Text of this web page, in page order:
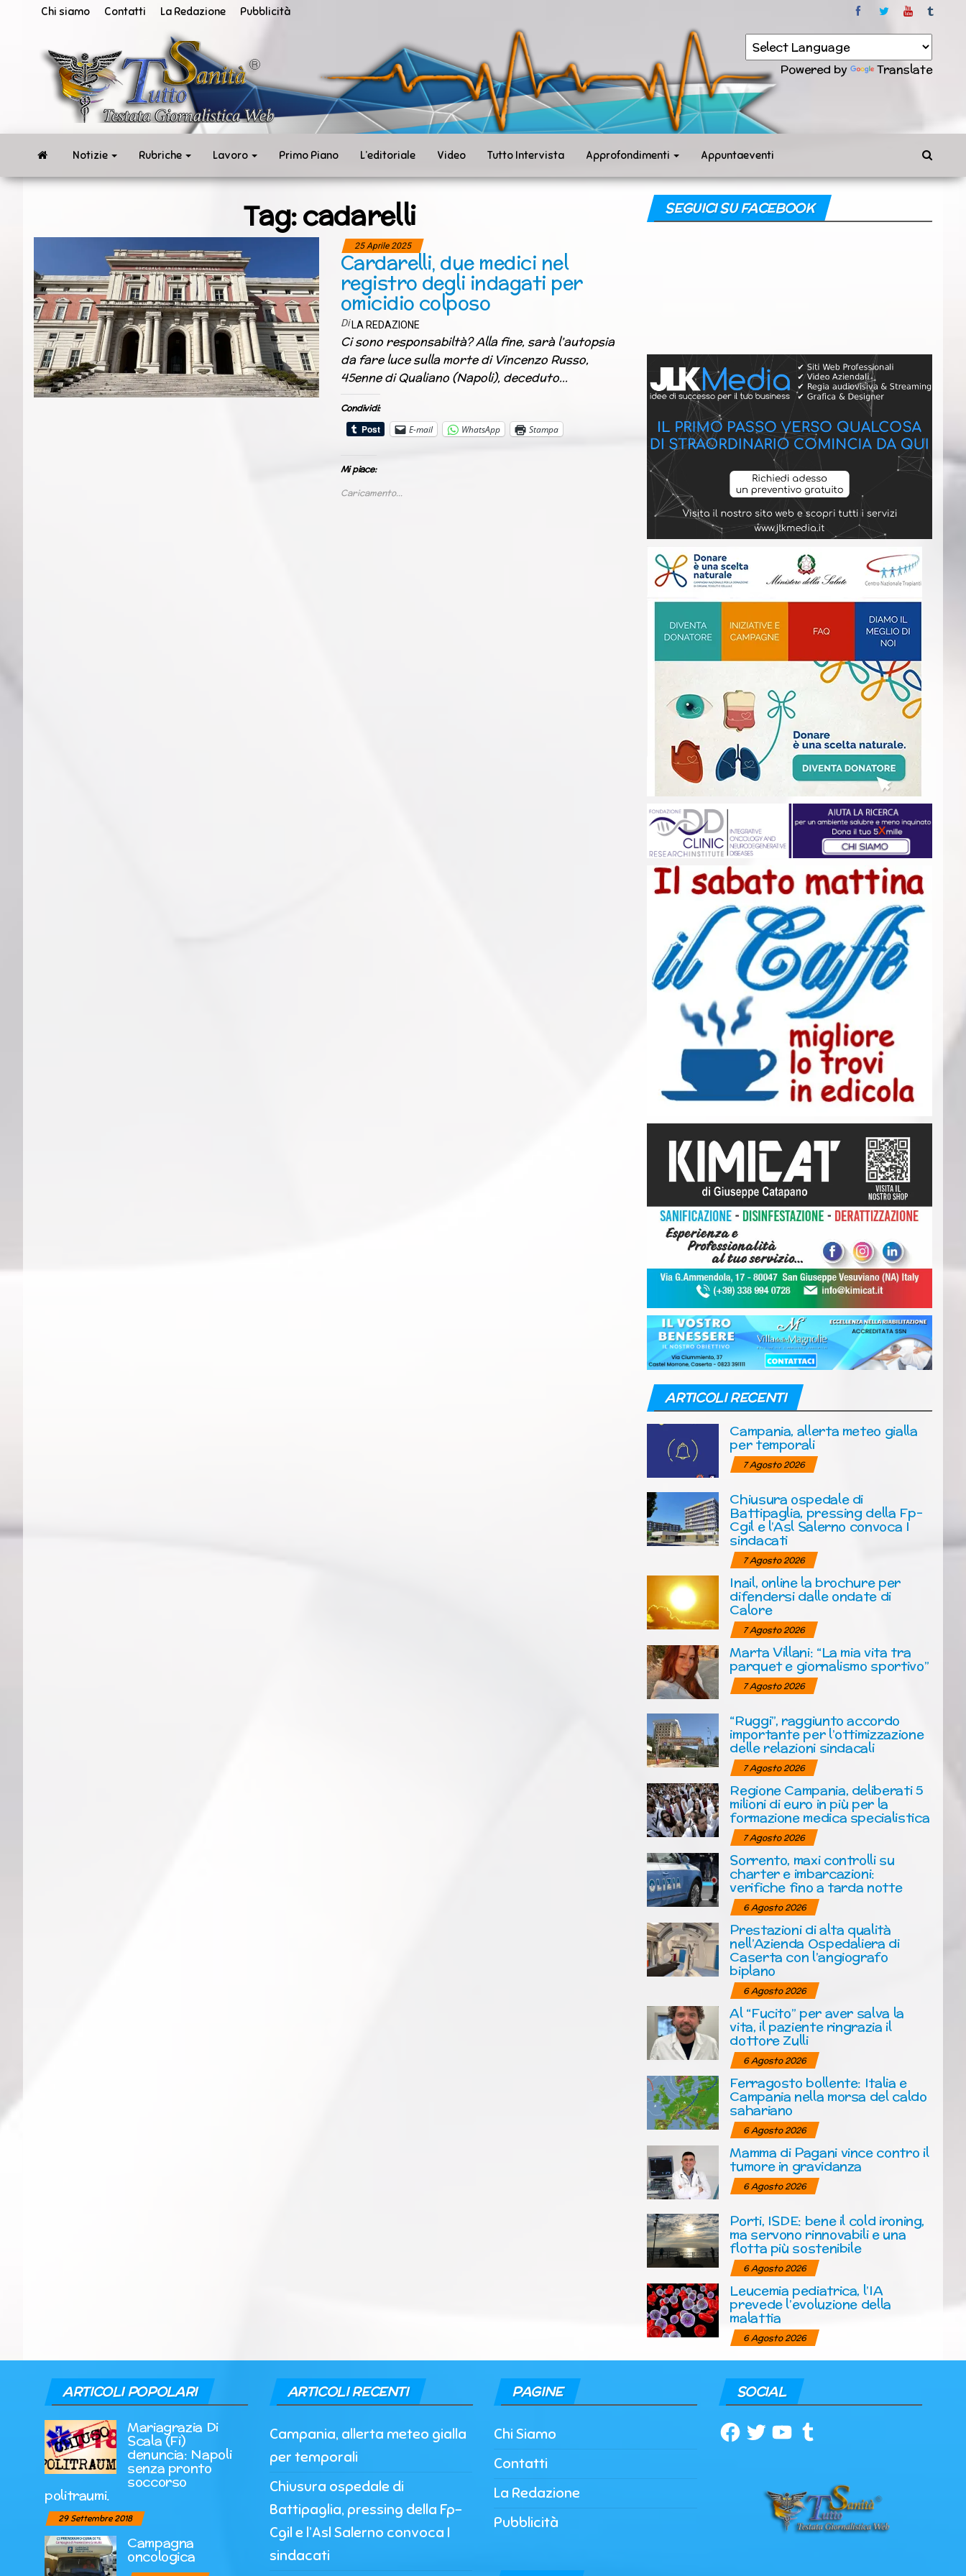
Chi siamo Contatti La Redazione Pubblicità
tempo
reale
Powered by Translate
Notizie Rubriche Lavoro Primo Piano L’editoriale Video Tutto Intervista Approfondimenti Appuntaeventi
Tag:cadarelli
25 Aprile 2025
Cardarelli, due medici nel
registro degli indagati per
omicidio colposo
Di LA REDAZIONE
Ci sono responsabiltà? Alla fine, sarà l’autopsia
da fare luce sulla morte di Vincenzo Russo,
45enne di Qualiano (Napoli), deceduto…
Condividi:
E-mail
WhatsApp Stampa
Mi piace:
Caricamento...
SEGUICI SU FACEBOOK
ARTICOLI RECENTI
Campania, allerta meteo gialla
per temporali
7 Agosto 2026
Chiusura ospedale di
Battipaglia, pressing della Fp-
Cgil e l’Asl Salerno convoca I
sindacati
7 Agosto 2026
Inail, online la brochure per
difendersi dalle ondate di
Calore
7 Agosto 2026
Marta Villani: “La mia vita tra
parquet e giornalismo sportivo”
7 Agosto 2026
“Ruggi”, raggiunto accordo
importante per l’ottimizzazione
delle relazioni sindacali
7 Agosto 2026
Regione Campania, deliberati 5
milioni di euro in più per la
formazione medica specialistica
7 Agosto 2026
Sorrento, maxi controlli su
charter e imbarcazioni:
verifiche fino a tarda notte
6 Agosto 2026
Prestazioni di alta qualità
nell’Azienda Ospedaliera di
Caserta con l’angiografo
biplano
6 Agosto 2026
Al “Fucito” per aver salva la
vita, il paziente ringrazia il
dottore Zulli
6 Agosto 2026
Ferragosto bollente: Italia e
Campania nella morsa del caldo
sahariano
6 Agosto 2026
Mamma di Pagani vince contro il
tumore in gravidanza
6 Agosto 2026
Porti, ISDE: bene il cold ironing,
ma servono rinnovabili e una
flotta più sostenibile
6 Agosto 2026
Leucemia pediatrica, l’IA
prevede l’evoluzione della
malattia
6 Agosto 2026
ARTICOLI POPOLARI
Mariagrazia Di
Scala (Fi)
denuncia: Napoli
senza pronto
soccorso
politraumi.
29 Settembre 2018
Campagna
oncologica
ARTICOLI RECENTI
Campania, allerta meteo gialla
per temporali
Chiusura ospedale di
Battipaglia, pressing della Fp-
Cgil e l’Asl Salerno convoca I
sindacati
PAGINE
Chi Siamo
Contatti
La Redazione
Pubblicità
SOCIAL
Facebook
TwitterYouTubeTumblr